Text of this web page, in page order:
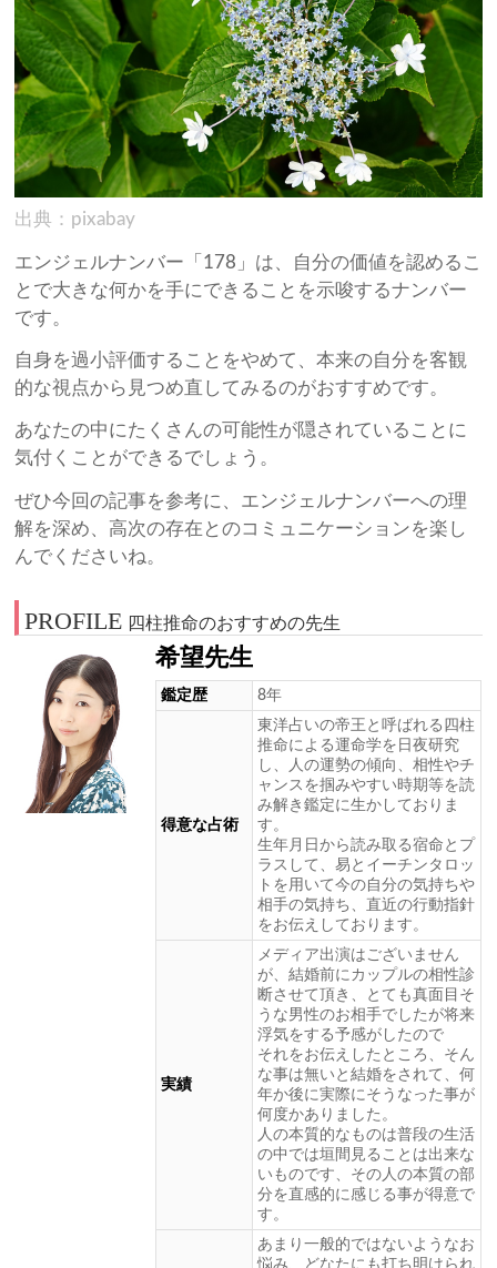
出典：pixabay
エンジェルナンバー「178」は、自分の価値を認めるこ
とで大きな何かを手にできることを示唆するナンバー
です。
自身を過小評価することをやめて、本来の自分を客観
的な視点から見つめ直してみるのがおすすめです。
あなたの中にたくさんの可能性が隠されていることに
気付くことができるでしょう。
ぜひ今回の記事を参考に、エンジェルナンバーへの理
解を深め、高次の存在とのコミュニケーションを楽し
んでくださいね。
PROFILE 四柱推命のおすすめの先生
希望先生
鑑定歴 8年
得意な占術
東洋占いの帝王と呼ばれる四柱
推命による運命学を日夜研究
し、人の運勢の傾向、相性やチ
ャンスを掴みやすい時期等を読
み解き鑑定に生かしておりま
す。
生年月日から読み取る宿命とプ
ラスして、易とイーチンタロッ
トを用いて今の自分の気持ちや
相手の気持ち、直近の行動指針
をお伝えしております。
実績
メディア出演はございません
が、結婚前にカップルの相性診
断させて頂き、とても真面目そ
うな男性のお相手でしたが将来
浮気をする予感がしたので
それをお伝えしたところ、そん
な事は無いと結婚をされて、何
年か後に実際にそうなった事が
何度かありました。
人の本質的なものは普段の生活
の中では垣間見ることは出来な
いものです、その人の本質の部
分を直感的に感じる事が得意で
す。
あまり一般的ではないようなお
悩み、どなたにも打ち明けられ